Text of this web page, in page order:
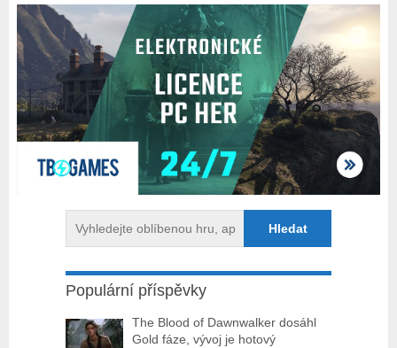
Populární příspěvky
The Blood of Dawnwalker dosáhl
Gold fáze, vývoj je hotový